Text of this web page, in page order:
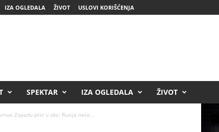
IZA OGLEDALA ŽIVOT USLOVI KORIŠĆENJA
SPEKTAR IZA OGLEDALA ŽIVOT
Zapadu prst u oko: Rusija neće...